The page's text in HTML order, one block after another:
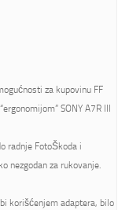
za kupovinu FF
SONY A7R III
radnje FotoŠkoda i
nezgodan za rukovanje.
korišćenjem adaptera, bilo